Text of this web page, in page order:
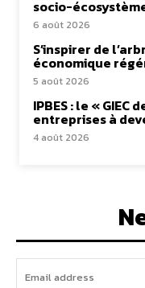
socio-
6 août 2026
S’inspirer de
économique
5 août 2026
IPBES : le «
entreprises à
4 août 2026